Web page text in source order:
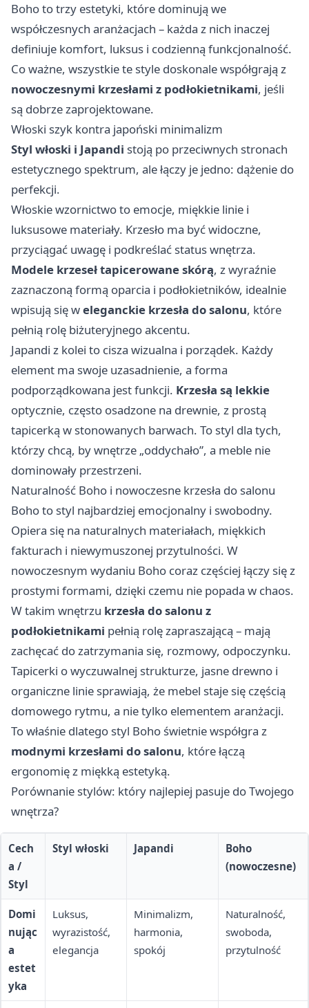
Boho to trzy estetyki, które dominują we
współczesnych aranżacjach – każda z nich inaczej
definiuje komfort, luksus i codzienną funkcjonalność.
Co ważne, wszystkie te style doskonale współgrają z
nowoczesnymi krzesłami z podłokietnikami, jeśli
są dobrze zaprojektowane.
Włoski szyk kontra japoński minimalizm
Styl włoski i Japandi stoją po przeciwnych stronach
estetycznego spektrum, ale łączy je jedno: dążenie do
perfekcji.
Włoskie wzornictwo to emocje, miękkie linie i
luksusowe materiały. Krzesło ma być widoczne,
przyciągać uwagę i podkreślać status wnętrza.
Modele krzeseł tapicerowane skórą, z wyraźnie
zaznaczoną formą oparcia i podłokietników, idealnie
wpisują się weleganckie krzesła do salonu, które
pełnią rolę biżuteryjnego akcentu.
Japandi z kolei to cisza wizualna i porządek. Każdy
element ma swoje uzasadnienie, a forma
podporządkowana jest funkcji. Krzesła są lekkie
optycznie, często osadzone na drewnie, z prostą
tapicerką w stonowanych barwach. To styl dla tych,
którzy chcą, by wnętrze „oddychało”, a meble nie
dominowały przestrzeni.
Naturalność Boho i nowoczesne krzesła do salonu
Boho to styl najbardziej emocjonalny i swobodny.
Opiera się na naturalnych materiałach, miękkich
fakturach i niewymuszonej przytulności. W
nowoczesnym wydaniu Boho coraz częściej łączy się z
prostymi formami, dzięki czemu nie popada w chaos.
W takim wnętrzu krzesła do salonu z
podłokietnikami pełnią rolę zapraszającą – mają
zachęcać do zatrzymania się, rozmowy, odpoczynku.
Tapicerki o wyczuwalnej strukturze, jasne drewno i
organiczne linie sprawiają, że mebel staje się częścią
domowego rytmu, a nie tylko elementem aranżacji.
To właśnie dlatego styl Boho świetnie współgra z
modnymi krzesłami do salonu, które łączą
ergonomię z miękką estetyką.
Porównanie stylów: który najlepiej pasuje do Twojego
wnętrza?
Cech
a /
Styl
Styl włoski Japandi
Boho
(nowoczesne)
Domi
nując
a
estet
yka
Luksus,
wyrazistość,
elegancja
Minimalizm,
harmonia,
spokój
Naturalność,
swoboda,
przytulność